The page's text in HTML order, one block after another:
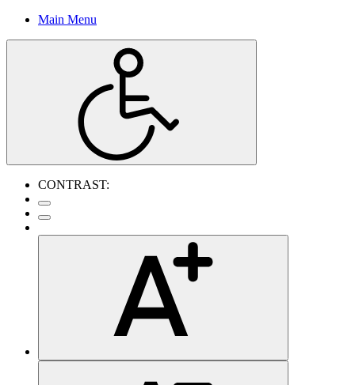
Main Menu
CONTRAST: